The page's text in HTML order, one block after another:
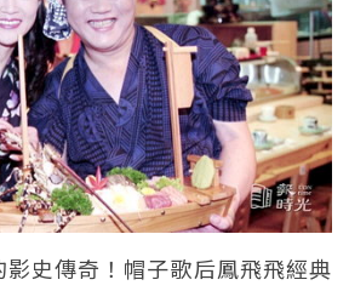
史傳奇！帽子歌后鳳飛飛經典